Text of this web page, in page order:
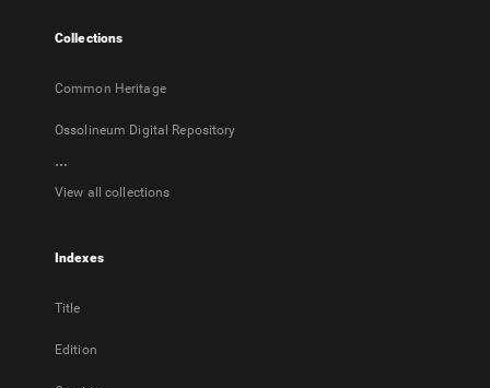
Collections
Common Heritage
Ossolineum Digital Repository
...
View all collections
Indexes
Title
Edition